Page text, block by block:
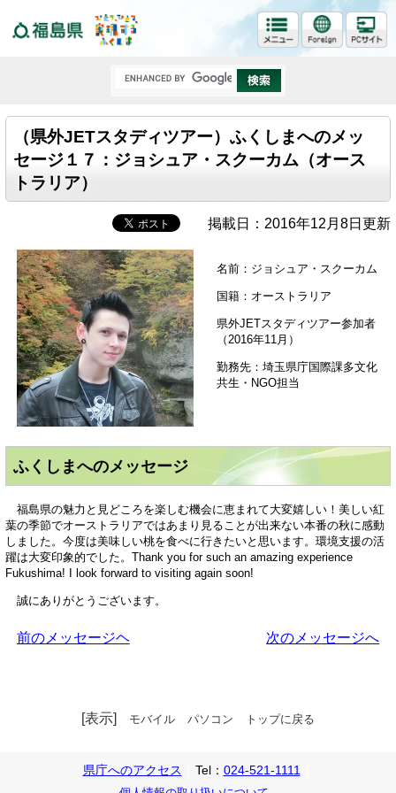
（県外JETスタディツアー）ふくしまへのメッ
セージ１７：ジョシュア・スクーカム（オース
トラリア）
掲載日：2016年12月8日更新
名前：ジョシュア・スクーカム
国籍：オーストラリア
県外JETスタディツアー参加者
（2016年11月）
勤務先：埼玉県庁国際課多文化
共生・NGO担当
ふくしまへのメッセージ
福島県の魅力と見どころを楽しむ機会に恵まれて大変嬉しい！美しい紅
葉の季節でオーストラリアではあまり見ることが出来ない本番の秋に感動
しました。今度は美味しい桃を食べに行きたいと思います。環境支援の活
躍は大変印象的でした。Thank you for such an amazing experience
Fukushima! I look forward to visiting again soon!
誠にありがとうございます。
前のメッセージヘ 次のメッセージへ
[表示] モバイル パソコン トップに戻る
県庁へのアクセス Tel： 024-521-1111